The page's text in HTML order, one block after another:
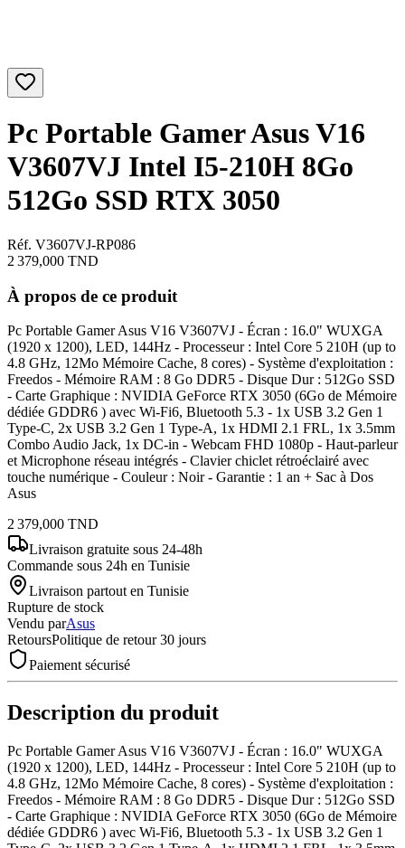
Pc Portable Gamer Asus V16
V3607VJ Intel I5-210H 8Go
512Go SSD RTX 3050
Réf. V3607VJ-RP086
2 379,000 TND
À propos de ce produit
Pc Portable Gamer Asus V16 V3607VJ - Écran : 16.0" WUXGA
(1920 x 1200), LED, 144Hz - Processeur : Intel Core 5 210H (up to
4.8 GHz, 12Mo Mémoire Cache, 8 cores) - Système d'exploitation :
Freedos - Mémoire RAM : 8 Go DDR5 - Disque Dur : 512Go SSD
- Carte Graphique : NVIDIA GeForce RTX 3050 (6Go de Mémoire
dédiée GDDR6 ) avec Wi-Fi6, Bluetooth 5.3 - 1x USB 3.2 Gen 1
Type-C, 2x USB 3.2 Gen 1 Type-A, 1x HDMI 2.1 FRL, 1x 3.5mm
Combo Audio Jack, 1x DC-in - Webcam FHD 1080p - Haut-parleur
et Microphone réseau intégrés - Clavier chiclet rétroéclairé avec
touche numérique - Couleur : Noir - Garantie : 1 an + Sac à Dos
Asus
2 379,000 TND
Livraison gratuite sous 24-48h
Commande sous 24h en Tunisie
Livraison partout en Tunisie
Rupture de stock
Vendu parAsus
RetoursPolitique de retour 30 jours
Paiement sécurisé
Description du produit
Pc Portable Gamer Asus V16 V3607VJ - Écran : 16.0" WUXGA
(1920 x 1200), LED, 144Hz - Processeur : Intel Core 5 210H (up to
4.8 GHz, 12Mo Mémoire Cache, 8 cores) - Système d'exploitation :
Freedos - Mémoire RAM : 8 Go DDR5 - Disque Dur : 512Go SSD
- Carte Graphique : NVIDIA GeForce RTX 3050 (6Go de Mémoire
dédiée GDDR6 ) avec Wi-Fi6, Bluetooth 5.3 - 1x USB 3.2 Gen 1